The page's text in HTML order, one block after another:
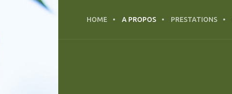
HOME A PROPOS PRESTATIONS